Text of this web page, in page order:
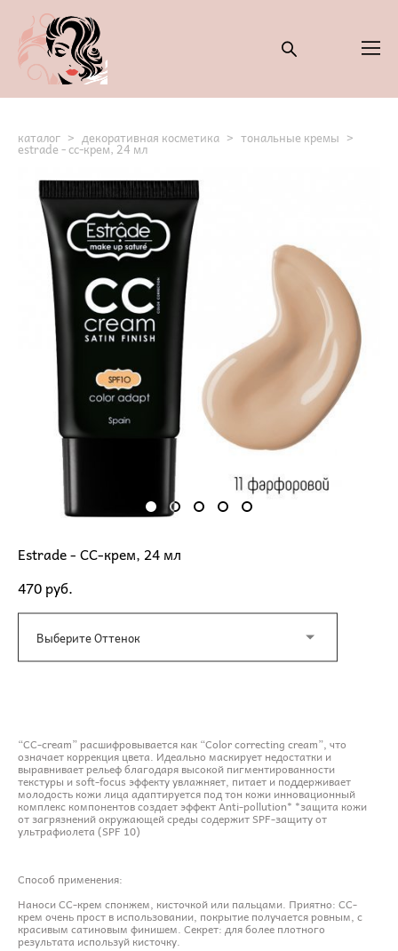
каталог > декоративная косметика > тональные кремы >
estrade - сс-крем, 24 мл
Estrade - СС-крем, 24 мл
470 pуб.
Выберите Оттенок
“CC-cream” расшифровывается как “Color correcting cream”, что
означает коррекция цвета. Идеально маскирует недостатки и
выравнивает рельеф благодаря высокой пигментированности
текстуры и soft-focus эффекту увлажняет, питает и поддерживает
молодость кожи лица адаптируется под тон кожи инновационный
комплекс компонентов создает эффект Anti-pollution* *защита кожи
от загрязнений окружающей среды содержит SPF-защиту от
ультрафиолета (SPF 10)
Способ применения:
Наноси СС-крем спонжем, кисточкой или пальцами. Приятно: СС-
крем очень прост в использовании, покрытие получается ровным, с
красивым сатиновым финишем. Секрет: для более плотного
результата используй кисточку.